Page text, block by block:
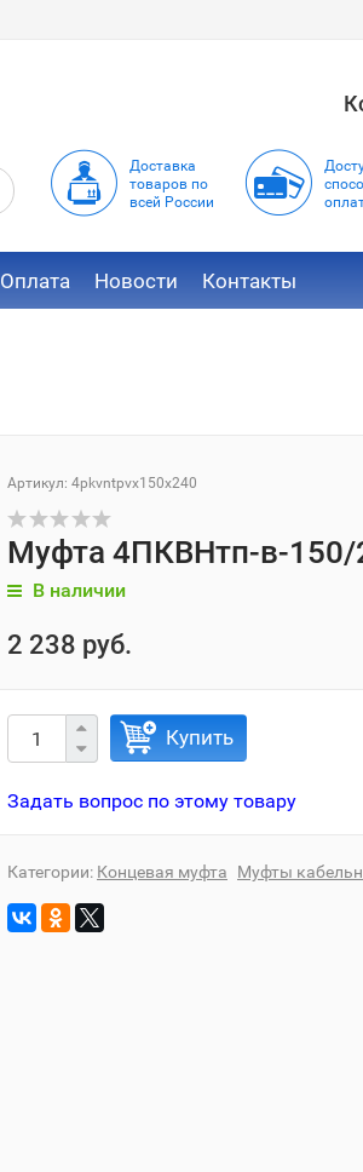
Доставка
товаров по
всей России
Оплата Новости Контакты
Артикул: 4pkvntpvx150x240
Муфта 4ПКВНтп-в-150/
В наличии
2 238 руб.
Купить
Задать вопрос по этому товару
Категории: Концевая муфта Муфты